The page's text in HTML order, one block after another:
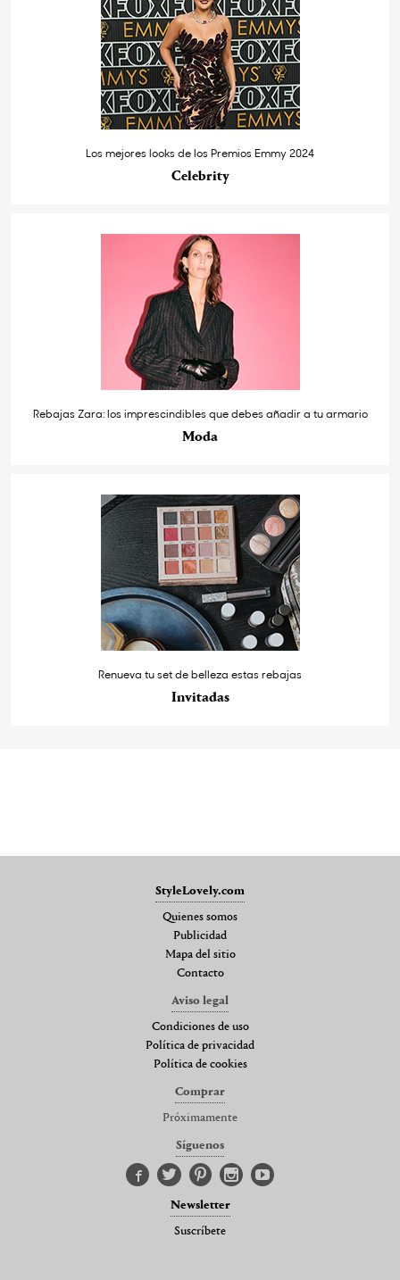
Los mejores looks de los Premios Emmy 2024
Celebrity
Rebajas Zara: los imprescindibles que debes añadir a tu armario
Moda
Renueva tu set de belleza estas rebajas
Invitadas
StyleLovely.com
Quienes somos
Publicidad
Mapa del sitio
Contacto
Aviso legal
Condiciones de uso
Política de privacidad
Política de cookies
Comprar
Próximamente
Síguenos
Newsletter
Suscríbete